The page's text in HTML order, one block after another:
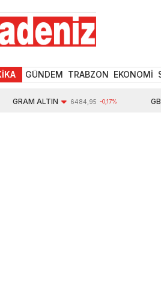
GÜNDEM TRABZON EKONOMİ
ALTIN 6484,95 -0,17%